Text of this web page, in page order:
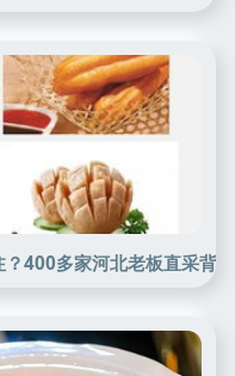
400多家河北老板直采背